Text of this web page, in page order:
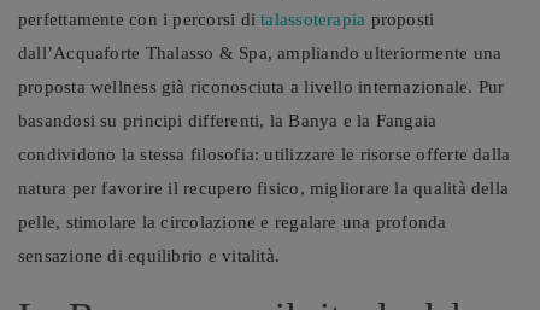
perfettamente con i percorsi ditalassoterapia proposti
dall’Acquaforte Thalasso & Spa, ampliando ulteriormente una
proposta wellness già riconosciuta a livello internazionale. Pur
basandosi su principi differenti, la Banya e la Fangaia
condividono la stessa filosofia: utilizzare le risorse offerte dalla
natura per favorire il recupero fisico, migliorare la qualità della
pelle, stimolare la circolazione e regalare una profonda
sensazione di equilibrio e vitalità.